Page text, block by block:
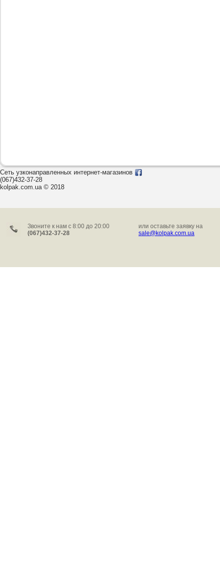
Сеть узконаправленных интернет-магазинов
(067)432-37-28
kolpak.com.ua © 2018
Звоните к нам c 8:00 до 20:00
(067)432-37-28
или оставьте заявку на
sale@kolpak.com.ua